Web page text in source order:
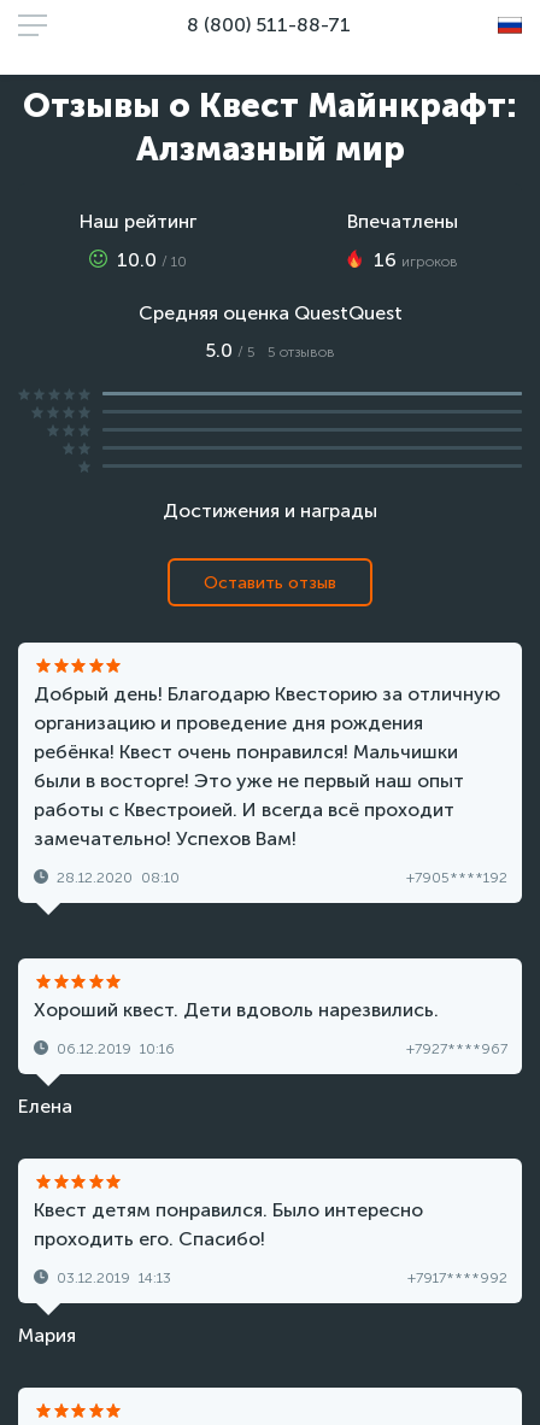
8 (800) 511-88-71
Отзывы о Квест Майнкрафт:
Алзмазный мир
Наш рейтинг
10.0 / 10
Впечатлены
16 игроков
Средняя оценка QuestQuest
5.0 / 5 5 отзывов
Достижения и награды
Оставить отзыв
Добрый день! Благодарю Квесторию за отличную
организацию и проведение дня рождения
ребёнка! Квест очень понравился! Мальчишки
были в восторге! Это уже не первый наш опыт
работы с Квестроией. И всегда всё проходит
замечательно! Успехов Вам!
28.12.2020 08:10 +7905****192
Хороший квест. Дети вдоволь нарезвились.
06.12.2019 10:16 +7927****967
Елена
Квест детям понравился. Было интересно
проходить его. Спасибо!
03.12.2019 14:13 +7917****992
Мария